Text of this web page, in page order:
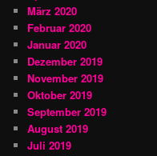
März 2020
Februar 2020
Januar 2020
Dezember 2019
November 2019
Oktober 2019
September 2019
August 2019
Juli 2019